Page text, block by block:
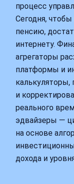
процесс
Сегодня, чтобы
пенсию,
интернету.
агрегаторы
платформы и
калькуляторы,
и
реального
эдвайзеры —
на основе
дохода и